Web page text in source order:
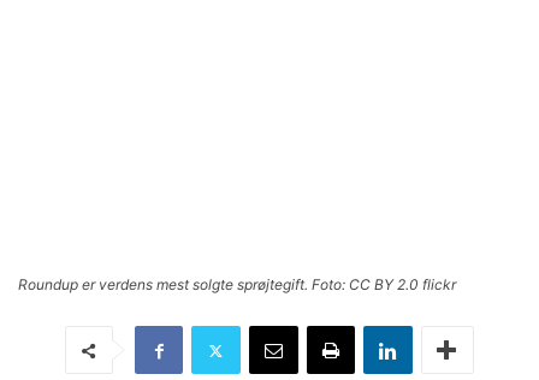
Roundup er verdens mest solgte sprøjtegift. Foto: CC BY 2.0 flickr